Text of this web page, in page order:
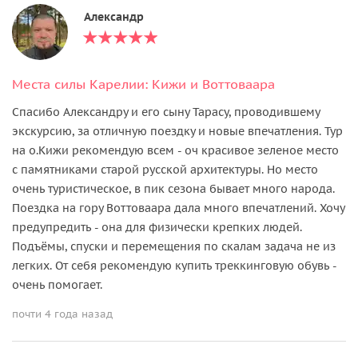
Александр
Места силы Карелии: Кижи и Воттоваара
Спасибо Александру и его сыну Тарасу, проводившему
экскурсию, за отличную поездку и новые впечатления. Тур
на о.Кижи рекомендую всем - оч красивое зеленое место
с памятниками старой русской архитектуры. Но место
очень туристическое, в пик сезона бывает много народа.
Поездка на гору Воттоваара дала много впечатлений. Хочу
предупредить - она для физически крепких людей.
Подъёмы, спуски и перемещения по скалам задача не из
легких. От себя рекомендую купить треккинговую обувь -
очень помогает.
почти 4 года назад